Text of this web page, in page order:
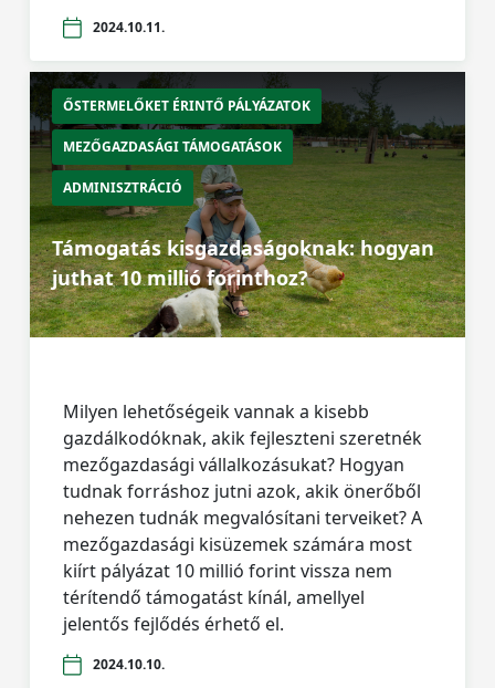
2024.10.11.
ŐSTERMELŐKET ÉRINTŐ PÁLYÁZATOK
MEZŐGAZDASÁGI TÁMOGATÁSOK
ADMINISZTRÁCIÓ
Támogatás kisgazdaságoknak: hogyan
juthat 10 millió forinthoz?
Milyen lehetőségeik vannak a kisebb
gazdálkodóknak, akik fejleszteni szeretnék
mezőgazdasági vállalkozásukat? Hogyan
tudnak forráshoz jutni azok, akik önerőből
nehezen tudnák megvalósítani terveiket? A
mezőgazdasági kisüzemek számára most
kiírt pályázat 10 millió forint vissza nem
térítendő támogatást kínál, amellyel
jelentős fejlődés érhető el.
2024.10.10.